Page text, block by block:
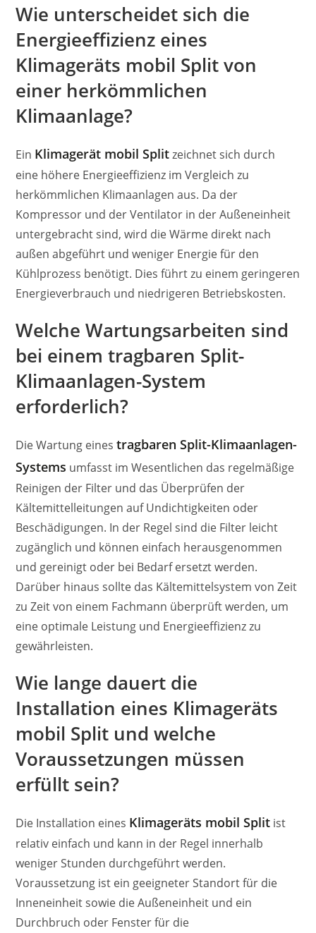
Wie unterscheidet sich die
Energieeffizienz eines
Klimageräts mobil Split von
einer herkömmlichen
Klimaanlage?
Ein Klimagerät mobil Splitzeichnet sich durch
eine höhere Energieeffizienz im Vergleich zu
herkömmlichen Klimaanlagen aus. Da der
Kompressor und der Ventilator in der Außeneinheit
untergebracht sind, wird die Wärme direkt nach
außen abgeführt und weniger Energie für den
Kühlprozess benötigt. Dies führt zu einem geringeren
Energieverbrauch und niedrigeren Betriebskosten.
Welche Wartungsarbeiten sind
bei einem tragbaren Split-
Klimaanlagen-System
erforderlich?
Die Wartung einestragbaren Split-Klimaanlagen-
Systems umfasst im Wesentlichen das regelmäßige
Reinigen der Filter und das Überprüfen der
Kältemittelleitungen auf Undichtigkeiten oder
Beschädigungen. In der Regel sind die Filter leicht
zugänglich und können einfach herausgenommen
und gereinigt oder bei Bedarf ersetzt werden.
Darüber hinaus sollte das Kältemittelsystem von Zeit
zu Zeit von einem Fachmann überprüft werden, um
eine optimale Leistung und Energieeffizienz zu
gewährleisten.
Wie lange dauert die
Installation eines Klimageräts
mobil Split und welche
Voraussetzungen müssen
erfüllt sein?
Die Installation eines Klimageräts mobil Split ist
relativ einfach und kann in der Regel innerhalb
weniger Stunden durchgeführt werden.
Voraussetzung ist ein geeigneter Standort für die
Inneneinheit sowie die Außeneinheit und ein
Durchbruch oder Fenster für die